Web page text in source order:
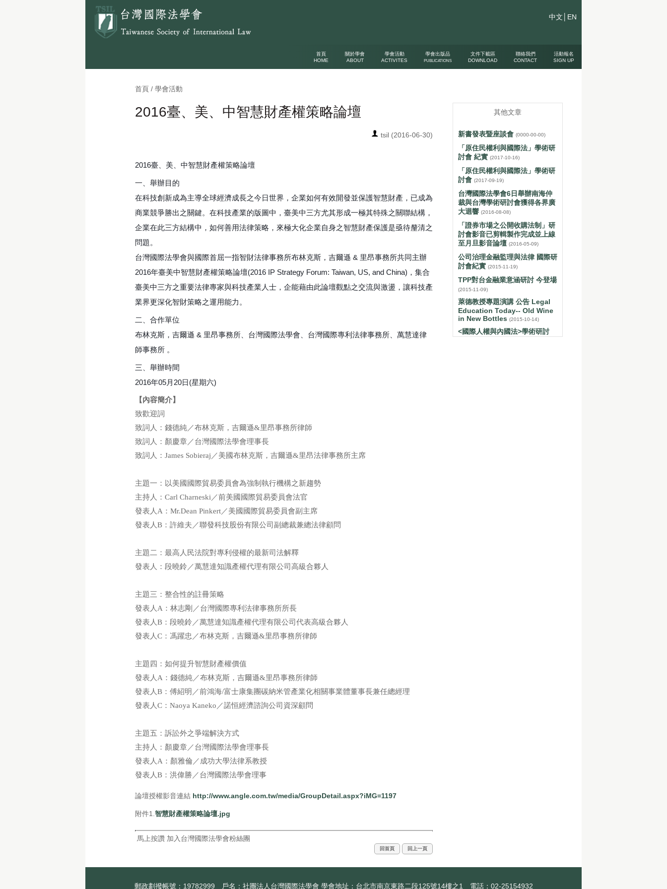
中文│ EN
首頁
HOME
關於學會
ABOUT
學會活動
ACTIVITES
學會出版品
PUBLICATIONS
文件下載區
DOWNLOAD
聯絡我們
CONTACT
活動報名
SIGN UP
首頁 / 學會活動
2016臺、美、中智慧財產權策略論壇
tsil (2016-06-30)
2016臺、美、中智慧財產權策略論壇
一、舉辦目的
在科技創新成為主導全球經濟成長之今日世界，企業如何有效開發並保護智慧財產，已成為
商業競爭勝出之關鍵。在科技產業的版圖中，臺美中三方尤其形成一極其特殊之關聯結構，
企業在此三方結構中，如何善用法律策略，來極大化企業自身之智慧財產保護是亟待釐清之
問題。
台灣國際法學會與國際首屈一指智財法律事務所布林克斯，吉爾遜 & 里昂事務所共同主辦
2016年臺美中智慧財產權策略論壇(2016 IP Strategy Forum: Taiwan, US, and China)，集合
臺美中三方之重要法律專家與科技產業人士，企能藉由此論壇觀點之交流與激盪，讓科技產
業界更深化智財策略之運用能力。
二、合作單位
布林克斯，吉爾遜 & 里昂事務所、台灣國際法學會、台灣國際專利法律事務所、萬慧達律
師事務所 。
三、舉辦時間
2016年05月20日(星期六)
【內容簡介】
致歡迎詞
致詞人：錢德純／布林克斯，吉爾遜&里昂事務所律師
致詞人：顏慶章／台灣國際法學會理事長
致詞人：James Sobieraj／美國布林克斯，吉爾遜&里昂法律事務所主席
主題一：以美國國際貿易委員會為強制執行機構之新趨勢
主持人：Carl Charneski／前美國國際貿易委員會法官
發表人A：Mr.Dean Pinkert／美國國際貿易委員會副主席
發表人B：許維夫／聯發科技股份有限公司副總裁兼總法律顧問
主題二：最高人民法院對專利侵權的最新司法解釋
發表人：段曉鈴／萬慧達知識產權代理有限公司高級合夥人
主題三：整合性的註冊策略
發表人A：林志剛／台灣國際專利法律事務所所長
發表人B：段曉鈴／萬慧達知識產權代理有限公司代表高級合夥人
發表人C：馮躍忠／布林克斯，吉爾遜&里昂事務所律師
主題四：如何提升智慧財產權價值
發表人A：錢德純／布林克斯，吉爾遜&里昂事務所律師
發表人B：傅紹明／前鴻海/富士康集團碳納米管產業化相關事業體董事長兼任總經理
發表人C：Naoya Kaneko／諾恒經濟諮詢公司資深顧問
主題五：訴訟外之爭端解決方式
主持人：顏慶章／台灣國際法學會理事長
發表人A：顏雅倫／成功大學法律系教授
發表人B：洪偉勝／台灣國際法學會理事
論壇授權影音連結 http://www.angle.com.tw/media/GroupDetail.aspx?iMG=1197
附件1. 智慧財產權策略論壇.jpg
馬上按讚 加入台灣國際法學會粉絲團
其他文章
新書發表暨座談會 (0000-00-00)
「原住民權利與國際法」學術研
討會 紀實 (2017-10-16)
「原住民權利與國際法」學術研
討會 (2017-09-19)
台灣國際法學會6日舉辦南海仲
裁與台灣學術研討會獲得各界廣
大迴響 (2016-08-08)
「證券市場之公開收購法制」研
討會影音已剪輯製作完成並上線
至月旦影音論壇 (2016-05-09)
公司治理金融監理與法律 國際研
討會紀實 (2015-11-19)
TPP對台金融業意涵研討 今登場
(2015-11-09)
萊德教授專題演講 公告 Legal
Education Today-- Old Wine
in New Bottles (2015-10-14)
<國際人權與內國法>學術研討
郵政劃撥帳號：19782999 戶名：社團法人台灣國際法學會 學會地址：台北市南京東路二段125號14樓之1 電話：02-25154932